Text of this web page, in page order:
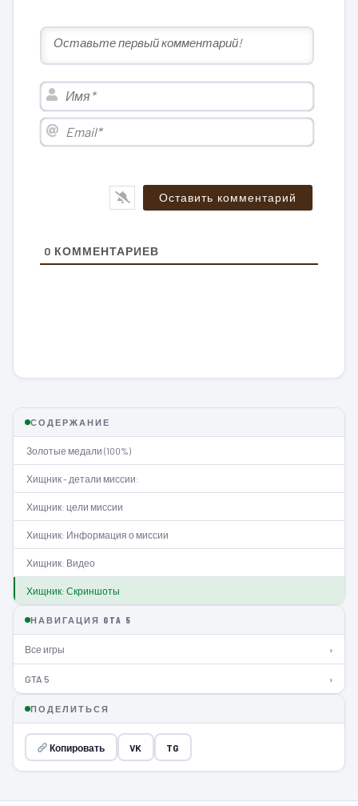
Имя*
Email*
0 КОММЕНТАРИЕВ
СОДЕРЖАНИЕ
Золотые медали (100%)
Хищник - детали миссии:
Хищник: цели миссии
Хищник: Информация о миссии
Хищник: Видео
Хищник: Скриншоты
НАВИГАЦИЯ GTA 5
Все игры ›
GTA 5 ›
ПОДЕЛИТЬСЯ
Копировать VK TG